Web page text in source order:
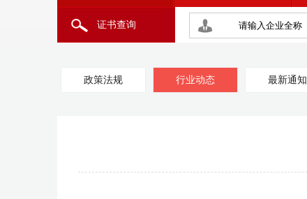
证书查询
政策法规 行业动态 最新通知